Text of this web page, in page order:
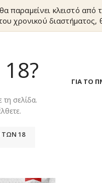
τη σελίδα.
ΤΩΝ 18
παραμείνει κλειστό
χρονικού διαστήματος,
ΒΟΤΑΝΑ ΓΙΑ ΤΟ